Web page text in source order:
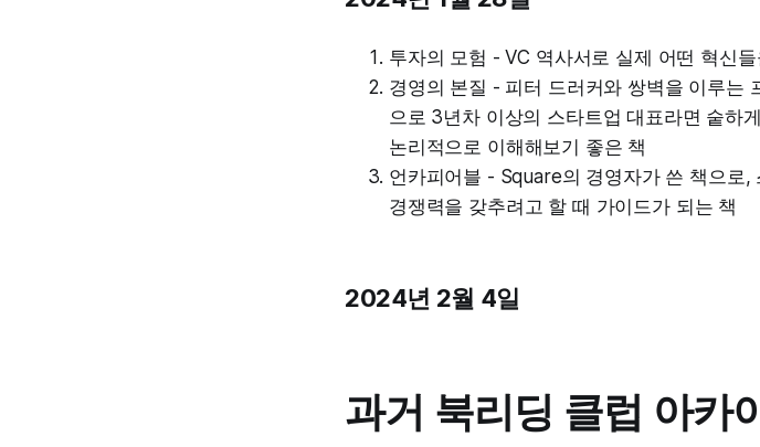
투자의 모험 - VC 역사서로 실제 어떤 혁신
경영의 본질 - 피터 드러커와 쌍벽을 이루는
으로 3년차 이상의 스타트업 대표라면 숱하
논리적으로 이해해보기 좋은 책
언카피어블 - Square의 경영자가 쓴 책으로
경쟁력을 갖추려고 할 때 가이드가 되는 책
2024년 2월 4일
과거 북리딩 클럽 아카